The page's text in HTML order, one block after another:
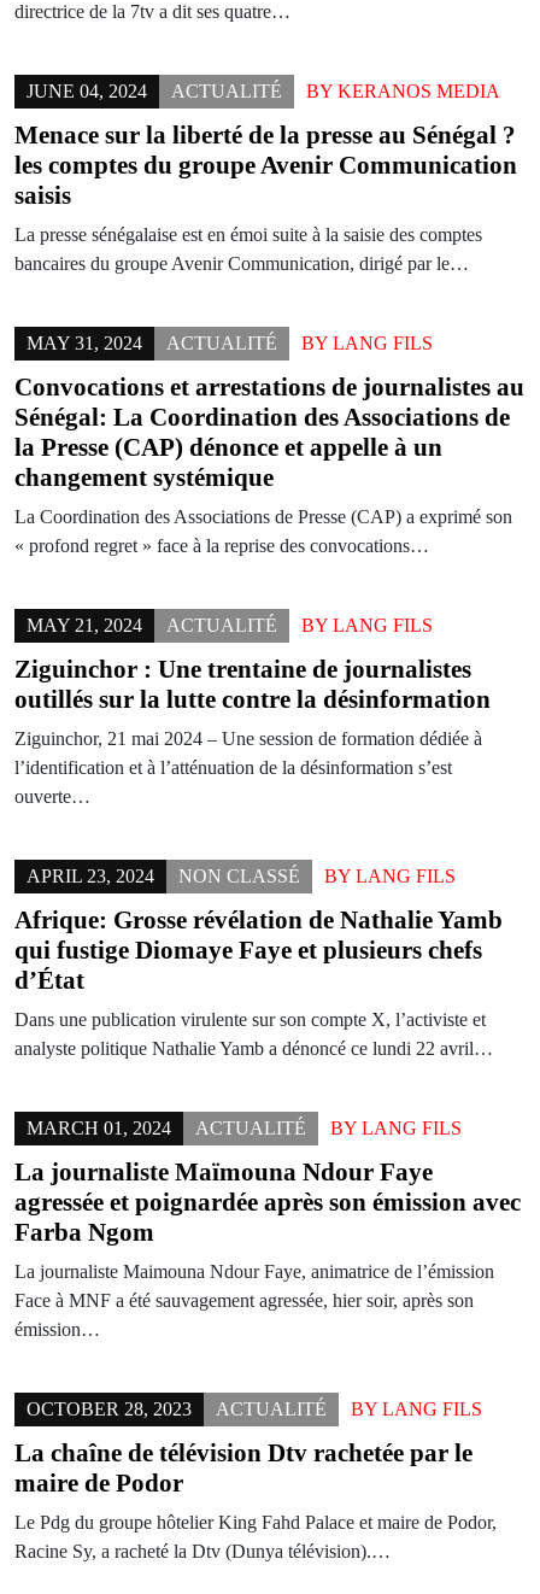
directrice de la 7tv a dit ses quatre…
JUNE 04, 2024 ACTUALITÉ BY KERANOS MEDIA
Menace sur la liberté de la presse au Sénégal ?
les comptes du groupe Avenir Communication
saisis
La presse sénégalaise est en émoi suite à la saisie des comptes
bancaires du groupe Avenir Communication, dirigé par le…
MAY 31, 2024 ACTUALITÉ BY LANG FILS
Convocations et arrestations de journalistes au
Sénégal: La Coordination des Associations de
la Presse (CAP) dénonce et appelle à un
changement systémique
La Coordination des Associations de Presse (CAP) a exprimé son
« profond regret » face à la reprise des convocations…
MAY 21, 2024 ACTUALITÉ BY LANG FILS
Ziguinchor : Une trentaine de journalistes
outillés sur la lutte contre la désinformation
Ziguinchor, 21 mai 2024 – Une session de formation dédiée à
l’identification et à l’atténuation de la désinformation s’est
ouverte…
APRIL 23, 2024 NON CLASSÉ BY LANG FILS
Afrique: Grosse révélation de Nathalie Yamb
qui fustige Diomaye Faye et plusieurs chefs
d’État
Dans une publication virulente sur son compte X, l’activiste et
analyste politique Nathalie Yamb a dénoncé ce lundi 22 avril…
MARCH 01, 2024 ACTUALITÉ BY LANG FILS
La journaliste Maïmouna Ndour Faye
agressée et poignardée après son émission avec
Farba Ngom
La journaliste Maimouna Ndour Faye, animatrice de l’émission
Face à MNF a été sauvagement agressée, hier soir, après son
émission…
OCTOBER 28, 2023 ACTUALITÉ BY LANG FILS
La chaîne de télévision Dtv rachetée par le
maire de Podor
Le Pdg du groupe hôtelier King Fahd Palace et maire de Podor,
Racine Sy, a racheté la Dtv (Dunya télévision).…